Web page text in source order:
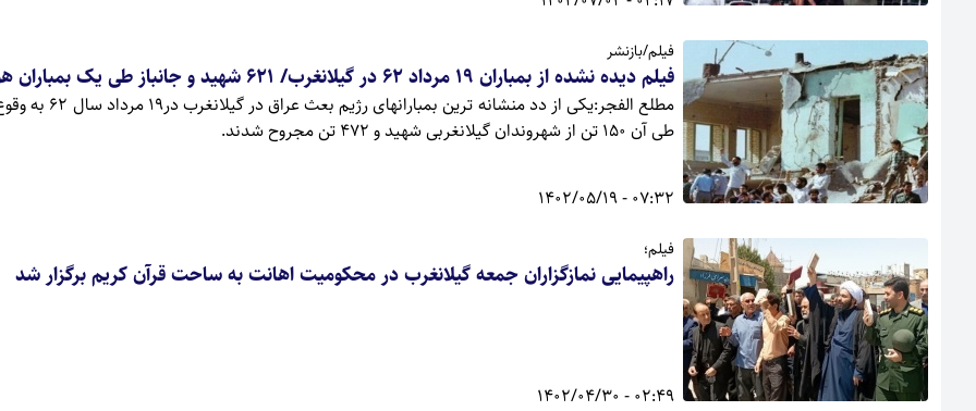
فیلم/بازنشر
فیلم دیده نشده از بمباران 19 مرداد 62 در گیلانغرب/ 621 شهید و جانباز طی یک بمباران هوایی
مطلع الفجر:یکی از دد منشانه ترین
طی آن 150 تن از شهروندان گیلانغربی شهید و 472 تن مجروح شدند.
07:32 - 1402/05/19
فیلم؛
راهپیمایی نمازگزاران جمعه گیلانغرب در محکومیت اهانت به ساحت قرآن کریم برگزار شد
02:49 - 1402/04/30